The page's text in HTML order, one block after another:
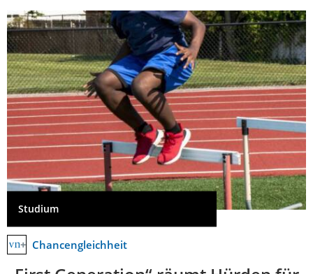
Studium
Chancengleichheit